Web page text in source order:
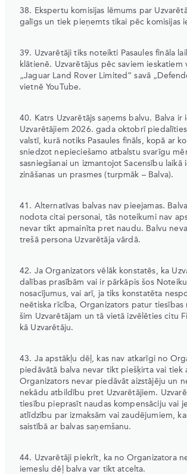
38. Ekspertu komisijas lēmums par
galīgs un tiek pieņemts tikai pēc komisijas
39. Uzvarētāji tiks noteikti Pasaules fināla
klātienē. Uzvarētājus pēc saviem ieskatiem
„Jaguar Land Rover Limited“ savā
vietnē YouTube.
40. Katrs Uzvarētājs saņems balvu. Balva ir
Uzvarētājiem 2026. gada oktobrī
valstī, kurā notiks Pasaules fināls, kopā ar
sniedzot nepieciešamo atbalstu svarīgu
sasniegšanai un izmantojot Sacensību laikā
zināšanas un prasmes (turpmāk – Balva).
41. Alternatīvas balvas nav pieejamas.
nodota citai personai, tās noteikumi nav
nevar tikt apmainīta pret naudu. Balvu
trešā persona Uzvarētāja vārdā.
42. Ja Organizators vēlāk konstatēs, ka
dalības prasībām vai ir pārkāpis šos
nosacījumus, vai arī, ja tiks konstatēta
neētiska rīcība, Organizators patur tiesības
šim Uzvarētājam un tā vietā izvēlēties citu
kā Uzvarētāju.
43. Ja apstākļu dēļ, kas nav atkarīgi no
piedāvātā balva nevar tikt piešķirta vai tiek
Organizators nevar piedāvāt aizstājēju un
nekādu atbildību pret Uzvarētājiem.
tiesību pieprasīt naudas kompensāciju vai
atlīdzību par izmaksām vai zaudējumiem,
saistībā ar balvas saņemšanu.
44. Uzvarētāji piekrīt, ka no Organizatora
iemeslu dēļ balva var tikt atcelta.